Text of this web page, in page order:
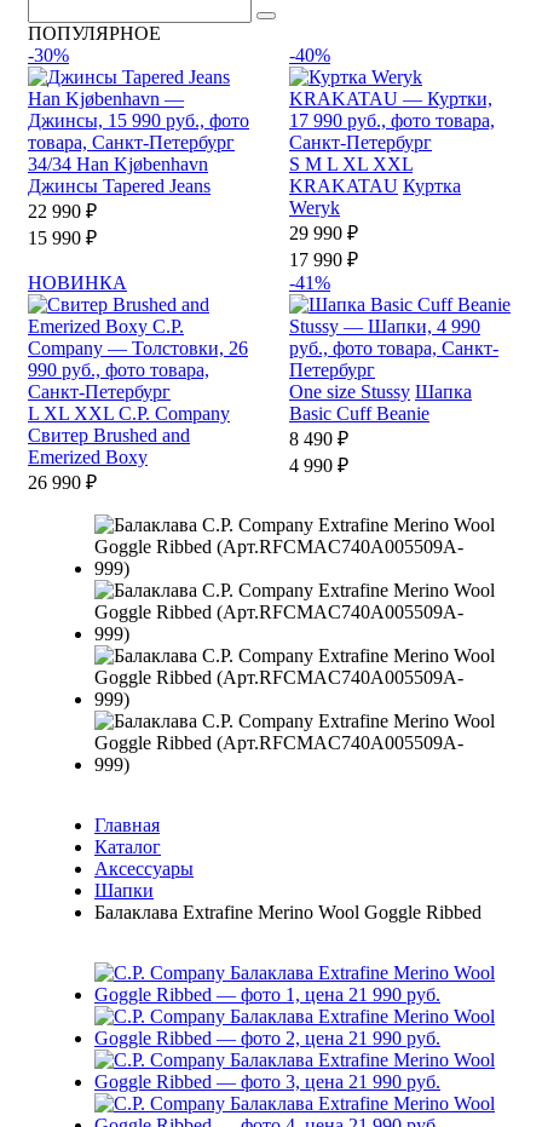
ПОПУЛЯРНОЕ
-30%
34/34 Han Kjøbenhavn
Джинсы Tapered Jeans
22 990 ₽
15 990 ₽
-40%
S M L XL XXL
KRAKATAU Куртка
Weryk
29 990 ₽
17 990 ₽
НОВИНКА
L XL XXL C.P. Company
Свитер Brushed and
Emerized Boxy
26 990 ₽
-41%
One size Stussy Шапка
Basic Cuff Beanie
8 490 ₽
4 990 ₽
Главная
Каталог
Аксессуары
Шапки
Балаклава Extrafine Merino Wool Goggle Ribbed